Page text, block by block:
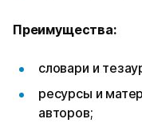
Преимущества:
словари и
ресурсы и
авторов;